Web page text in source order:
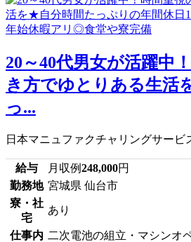
20～40代男女が活躍中
き方でゆとりある生活
っ...
日本マニュファクチャリングサービ
給与 月収例248,000円
勤務地 宮城県 仙台市
寮・社
宅
あり
仕事内 二次電池の組立・マシンオ